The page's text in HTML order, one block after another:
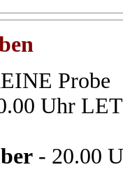
Probe
Uhr
- 20.00